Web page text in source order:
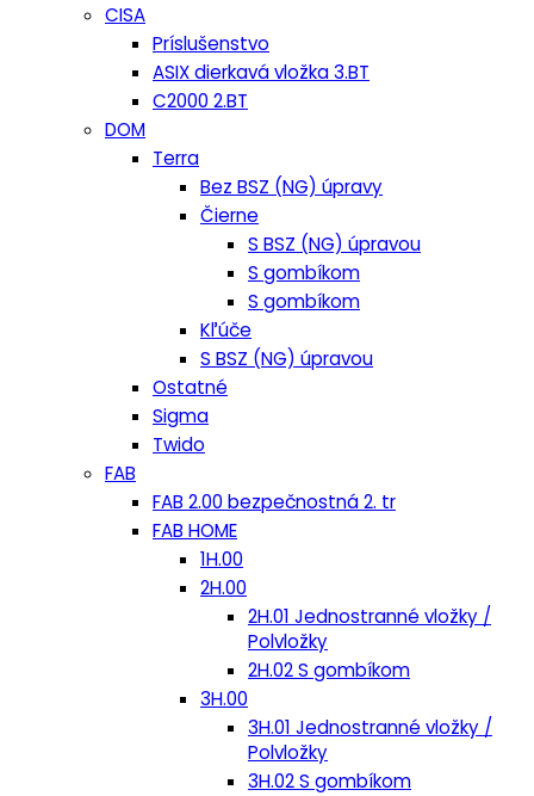
CISA
Príslušenstvo
ASIX dierkavá vložka 3.BT
C2000 2.BT
DOM
Terra
Bez BSZ (NG) úpravy
Čierne
S BSZ (NG) úpravou
S gombíkom
S gombíkom
Kľúče
S BSZ (NG) úpravou
Ostatné
Sigma
Twido
FAB
FAB 2.00 bezpečnostná 2. tr
FAB HOME
1H.00
2H.00
2H.01 Jednostranné vložky /
Polvložky
2H.02 S gombíkom
3H.00
3H.01 Jednostranné vložky /
Polvložky
3H.02 S gombíkom